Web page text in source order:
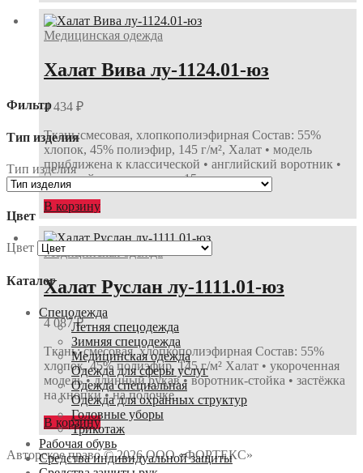
Медицинская одежда
Халат Вива лу-1124.01-юз
4 434 ₽
Ткань:смесовая, хлопкополиэфирная Состав: 55%
хлопок, 45% полиэфир, 145 г/м², Халат • модель
приближена к классической • английский воротник •
длинный рукав • шлицы 15 см в…
В корзину
Медицинская одежда
Халат Руслан лу-1111.01-юз
4 087₽
Ткань: смесовая, хлопкополиэфирная Состав: 55%
хлопок, 45% полиэфир, 145 г/м² Халат • укороченная
модель • длинный рукав • воротник-стойка • застёжка
на кнопки • на полочке…
В корзину
Авторское право © 2026 ООО «ФОРТЕКС»
Фильтр
Тип изделия
Тип изделия
Цвет
Цвет
Каталог
Спецодежда
Летняя спецодежда
Зимняя спецодежда
Медицинская одежда
Одежда для сферы услуг
Одежда специальная
Одежда для охранных структур
Головные уборы
Трикотаж
Рабочая обувь
Средства индивидуальной защиты